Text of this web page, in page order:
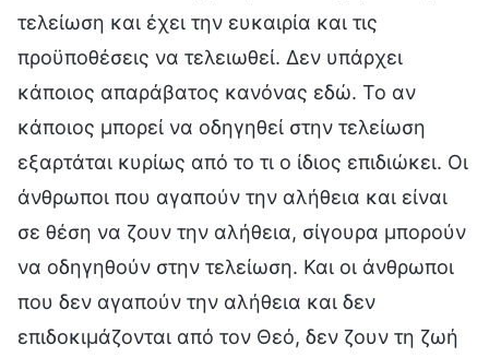
τελείωση και έχει την ευκαιρία και τις
προϋποθέσεις να τελειωθεί. Δεν υπάρχει
κάποιος απαράβατος κανόνας εδώ. Το αν
κάποιος μπορεί να οδηγηθεί στην τελείωση
εξαρτάται κυρίως από το τι ο ίδιος επιδιώκει. Οι
άνθρωποι που αγαπούν την αλήθεια και είναι
σε θέση να ζουν την αλήθεια, σίγουρα μπορούν
να οδηγηθούν στην τελείωση. Και οι άνθρωποι
που δεν αγαπούν την αλήθεια και δεν
επιδοκιμάζονται από τον Θεό, δεν ζουν τη ζωή